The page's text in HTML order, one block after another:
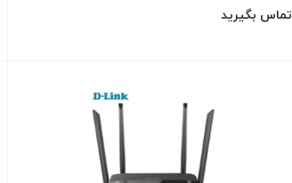
تماس بگیرید